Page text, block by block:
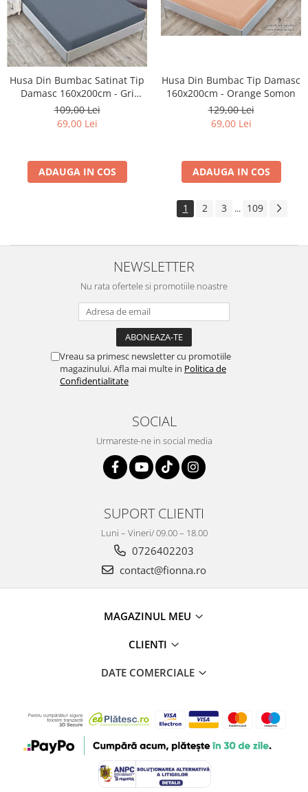
Husa Din Bumbac Satinat Tip
Damasc 160x200cm - Gri
Cenusiu
109,00 Lei
69,00 Lei
ADAUGA IN COS
Husa Din Bumbac Tip Damasc
160x200cm - Orange Somon
129,00 Lei
69,00 Lei
ADAUGA IN COS
1 2 3 ... 109
NEWSLETTER
Nu rata ofertele si promotiile noastre
Vreau sa primesc newsletter cu promotiile
magazinului. Afla mai multe in Politica de
Confidentialitate
SOCIAL
Urmareste-ne in social media
SUPORT CLIENTI
Luni – Vineri/ 09.00 – 18.00
0726402203
contact@fionna.ro
MAGAZINUL MEU
CLIENTI
DATE COMERCIALE